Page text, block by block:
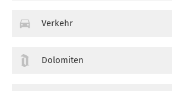
Verkehr
Dolomiten